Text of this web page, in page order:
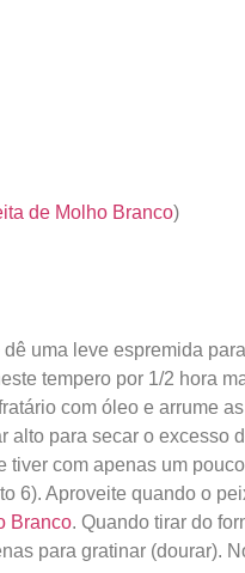
de Molho Branco)
uma leve espremida
tempero por 1/2 hora
com óleo e arrume
alto para secar o excesso
com apenas um
6). Aproveite quando o
Branco. Quando tirar do
para gratinar (dourar).